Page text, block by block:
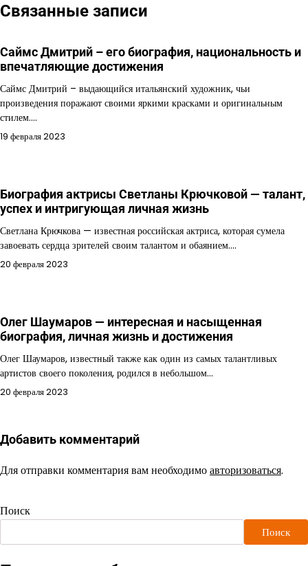
Связанные записи
Саймс Дмитрий – его биография, национальность и
впечатляющие достижения
Саймс Дмитрий – выдающийся итальянский художник, чьи
произведения поражают своими яркими красками и оригинальным
стилем.…
19 февраля 2023
Биография актрисы Светланы Крючковой — талант,
успех и интригующая личная жизнь
Светлана Крючкова — известная российская актриса, которая сумела
завоевать сердца зрителей своим талантом и обаянием.…
20 февраля 2023
Олег Шаумаров — интересная и насыщенная
биография, личная жизнь и достижения
Олег Шаумаров, известный также как один из самых талантливых
артистов своего поколения, родился в небольшом…
20 февраля 2023
Добавить комментарий
Для отправки комментария вам необходимоавторизоваться.
Поиск
Поиск